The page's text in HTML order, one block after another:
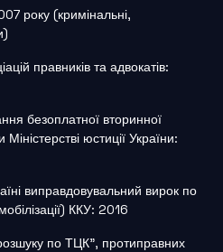
року (кримінальні,
правників та адвокатів:
безоплатної вторинної
юстиції України:
виправдовувальний вирок по
ККУ: 2016
по ТЦК", протиправних